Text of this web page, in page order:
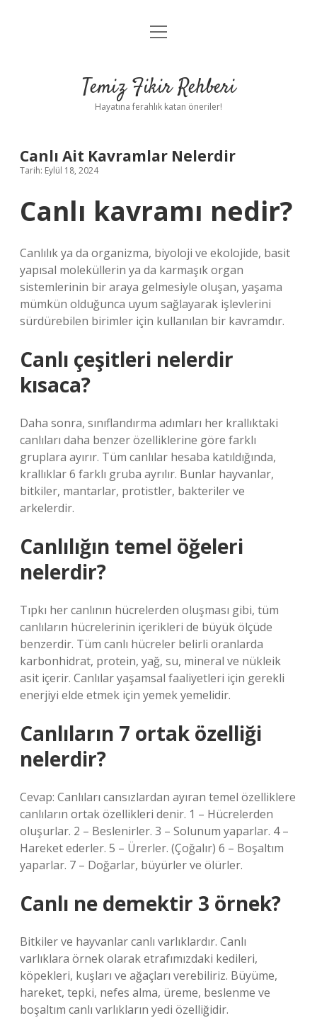
Anasayfa
Yasal Uyarı
menüyü
Temiz Fikir Rehberi
Hayatına ferahlık katan öneriler!
Canlı Ait Kavramlar Nelerdir
Tarih: Eylül 18, 2024
Canlı kavramı nedir?
Canlılık ya da organizma, biyoloji ve ekolojide, basit
yapısal moleküllerin ya da karmaşık organ
sistemlerinin bir araya gelmesiyle oluşan, yaşama
mümkün olduğunca uyum sağlayarak işlevlerini
sürdürebilen birimler için kullanılan bir kavramdır.
Canlı çeşitleri nelerdir
kısaca?
Daha sonra, sınıflandırma adımları her krallıktaki
canlıları daha benzer özelliklerine göre farklı
gruplara ayırır. Tüm canlılar hesaba katıldığında,
krallıklar 6 farklı gruba ayrılır. Bunlar hayvanlar,
bitkiler, mantarlar, protistler, bakteriler ve
arkelerdir.
Canlılığın temel öğeleri
nelerdir?
Tıpkı her canlının hücrelerden oluşması gibi, tüm
canlıların hücrelerinin içerikleri de büyük ölçüde
benzerdir. Tüm canlı hücreler belirli oranlarda
karbonhidrat, protein, yağ, su, mineral ve nükleik
asit içerir. Canlılar yaşamsal faaliyetleri için gerekli
enerjiyi elde etmek için yemek yemelidir.
Canlıların 7 ortak özelliği
nelerdir?
Cevap: Canlıları cansızlardan ayıran temel özelliklere
canlıların ortak özellikleri denir. 1 – Hücrelerden
oluşurlar. 2 – Beslenirler. 3 – Solunum yaparlar. 4 –
Hareket ederler. 5 – Ürerler. (Çoğalır) 6 – Boşaltım
yaparlar. 7 – Doğarlar, büyürler ve ölürler.
Canlı ne demektir 3 örnek?
Bitkiler ve hayvanlar canlı varlıklardır. Canlı
varlıklara örnek olarak etrafımızdaki kedileri,
köpekleri, kuşları ve ağaçları verebiliriz. Büyüme,
hareket, tepki, nefes alma, üreme, beslenme ve
boşaltım canlı varlıkların yedi özelliğidir.